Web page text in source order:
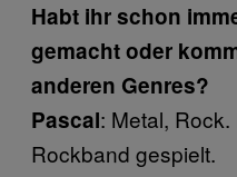
Habt ihr schon
gemacht oder
anderen Genres?
Pascal: Metal,
Rockband gespielt.